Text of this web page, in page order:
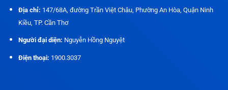
Địa chỉ: 147/68A, đường Trần Việt Châu, Phường An Hòa, Quận Ninh
Kiều, TP. Cần Thơ
Người đại diện: Nguyễn Hồng Nguyệt
Điện thoại: 1900.3037